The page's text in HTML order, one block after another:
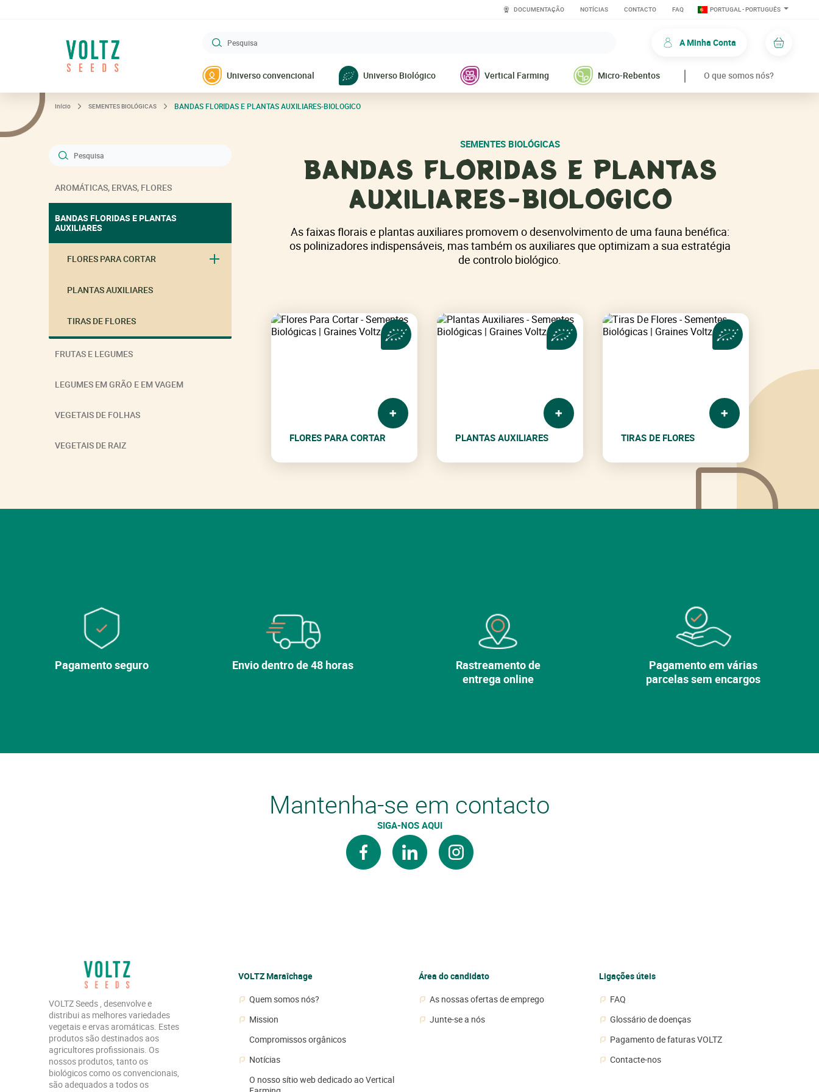
DOCUMENTAÇÃO NOTÍCIAS CONTACTO FAQ PORTUGAL - PORTUGUÊS
VOLTZ Maraîchage
Pesquisa A Minha Conta
Universo convencional Universo Biológico Vertical Farming Micro-Rebentos O que somos nós?
Início SEMENTES BIOLÓGICAS BANDAS FLORIDAS E PLANTAS AUXILIARES-BIOLOGICO
Pesquisa
AROMÁTICAS, ERVAS, FLORES
BANDAS FLORIDAS E PLANTAS
AUXILIARES
FLORES PARA CORTAR
PLANTAS AUXILIARES
TIRAS DE FLORES
FRUTAS E LEGUMES
LEGUMES EM GRÃO E EM VAGEM
VEGETAIS DE FOLHAS
VEGETAIS DE RAIZ
SEMENTES BIOLÓGICAS
BANDAS FLORIDAS E PLANTAS
AUXILIARES-BIOLOGICO
As faixas florais e plantas auxiliares promovem o desenvolvimento de uma fauna benéfica:
os polinizadores indispensáveis, mas também os auxiliares que optimizam a sua estratégia
de controlo biológico.
FLORES PARA CORTAR PLANTAS AUXILIARES TIRAS DE FLORES
Pagamento seguro Envio dentro de 48 horas
Rastreamento de
entrega online
Pagamento em várias
parcelas sem encargos
Mantenha-se em contacto
SIGA-NOS AQUI
facebooklinkedin instagram
VOLTZ Seeds , desenvolve e
distribui as melhores variedades
vegetais e ervas aromáticas. Estes
produtos são destinados aos
agricultores profissionais. Os
nossos produtos, tanto os
biológicos como os convencionais,
são adequados a todos os
VOLTZ Maraîchage
Quem somos nós?
Mission
Compromissos orgânicos
Notícias
O nosso sítio web dedicado ao Vertical
Área do candidato
As nossas ofertas de emprego
Junte-se a nós
Ligações úteis
FAQ
Glossário de doenças
Pagamento de faturas VOLTZ
Contacte-nos